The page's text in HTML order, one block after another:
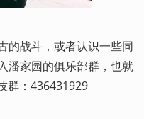
的战斗，或者认识一些同
潘家园的俱乐部群，也就
群：436431929